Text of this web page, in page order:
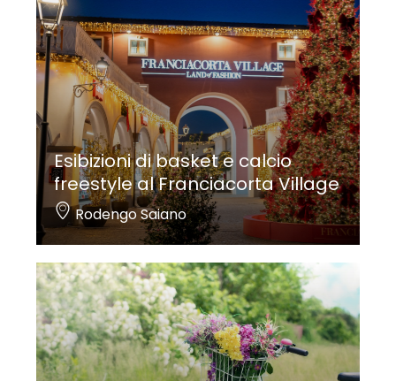
Esibizioni di basket e calcio
freestyle al Franciacorta Village
Rodengo Saiano